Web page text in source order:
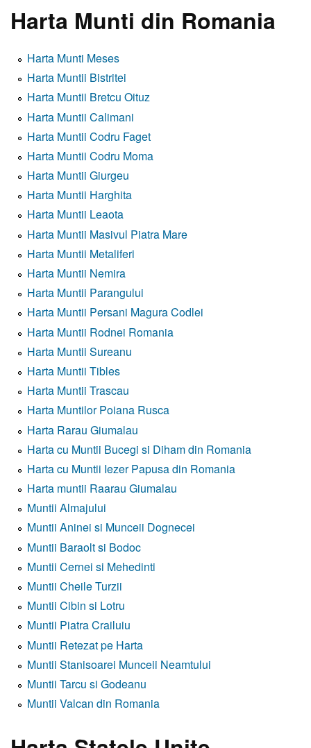
Harta Munti din Romania
Harta Munti Meses
Harta Muntii Bistritei
Harta Muntii Bretcu Oituz
Harta Muntii Calimani
Harta Muntii Codru Faget
Harta Muntii Codru Moma
Harta Muntii Giurgeu
Harta Muntii Harghita
Harta Muntii Leaota
Harta Muntii Masivul Piatra Mare
Harta Muntii Metaliferi
Harta Muntii Nemira
Harta Muntii Parangului
Harta Muntii Persani Magura Codlei
Harta Muntii Rodnei Romania
Harta Muntii Sureanu
Harta Muntii Tibles
Harta Muntii Trascau
Harta Muntilor Poiana Rusca
Harta Rarau Giumalau
Harta cu Muntii Bucegi si Diham din Romania
Harta cu Muntii Iezer Papusa din Romania
Harta muntii Raarau Giumalau
Muntii Almajului
Muntii Aninei si Munceii Dognecei
Muntii Baraolt si Bodoc
Muntii Cernei si Mehedinti
Muntii Cheile Turzii
Muntii Cibin si Lotru
Muntii Piatra Crailuiu
Muntii Retezat pe Harta
Muntii Stanisoarei Munceii Neamtului
Muntii Tarcu si Godeanu
Muntii Valcan din Romania